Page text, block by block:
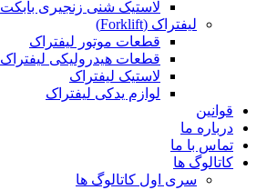
لاستیک شنی زنجیری بابکت
لیفتراک (Forklift)
قطعات موتور لیفتراک
قطعات هیدرولیکی لیفتراک
لاستیک لیفتراک
لوازم یدکی لیفتراک
قوانین
درباره ما
تماس با ما
کاتالوگ ها
سری اول کاتالوگ ها